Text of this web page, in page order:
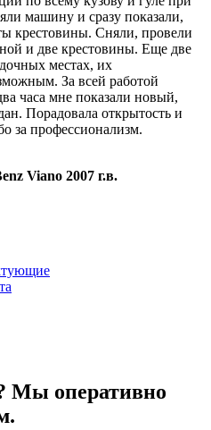
машину и сразу показали,
крестовины. Сняли, провели
и две крестовины. Еще две
местах, их
За всей работой
часа мне показали новый,
Порадовала открытость и
за профессионализм.
Viano 2007 г.в.
Мы оперативно